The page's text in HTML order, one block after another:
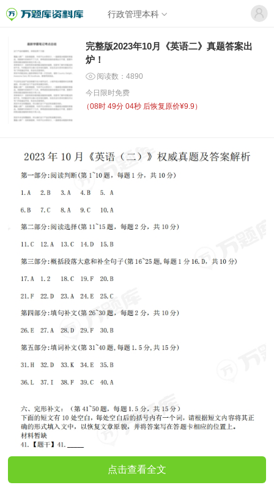
行政管理本科
完整版2023年10月《英语二》真题答案出
炉！
阅读数：4890
今日限时免费
（08时 49分 04秒 后恢复原价¥9.9）
点击查看全文